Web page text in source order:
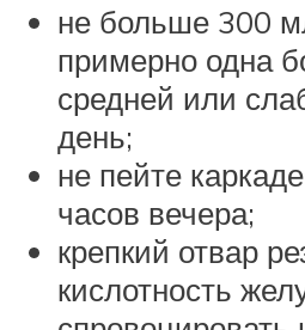
не больше 300
примерно одна
средней или
день;
не пейте
часов вечера;
крепкий отвар
кислотность